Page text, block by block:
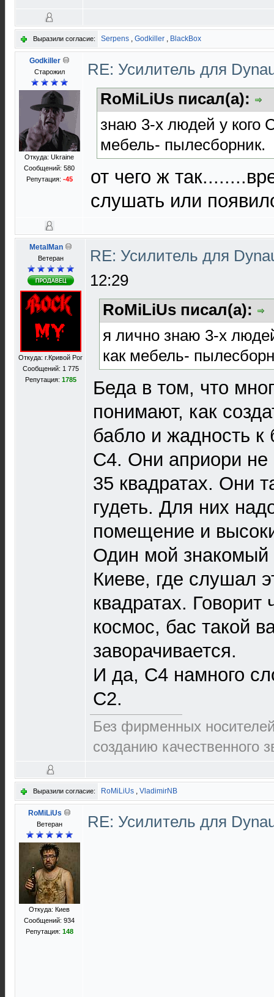
Выразили согласие: Serpens , Godkiller , BlackBox
Godkiller
Старожил
Откуда: Ukraine
Сообщений: 580
Репутация: -45
RE: Усилитель для
RoMiLiUs писал(а):
знаю 3-х людей у кого
мебель- пылесборник.
от чего ж
слушать или
MetalMan
Ветеран
Откуда: г.Кривой Рог
Сообщений: 1 775
Репутация: 1785
RE: Усилитель для
12:29
RoMiLiUs писал(а):
я лично знаю 3-х
как мебель-
Беда в том, что
понимают, как
бабло и жадность
С4. Они априори не
35 квадратах. Они
гудеть. Для них
помещение и
Один мой
Киеве, где слушал
квадратах. Говорит
космос, бас такой
заворачивается.
И да, С4 намного
С2.
Без фирменных
созданию качественного
Выразили согласие: RoMiLiUs , VladimirNB
RoMiLiUs
Ветеран
Откуда: Киев
Сообщений: 934
Репутация: 148
RE: Усилитель для